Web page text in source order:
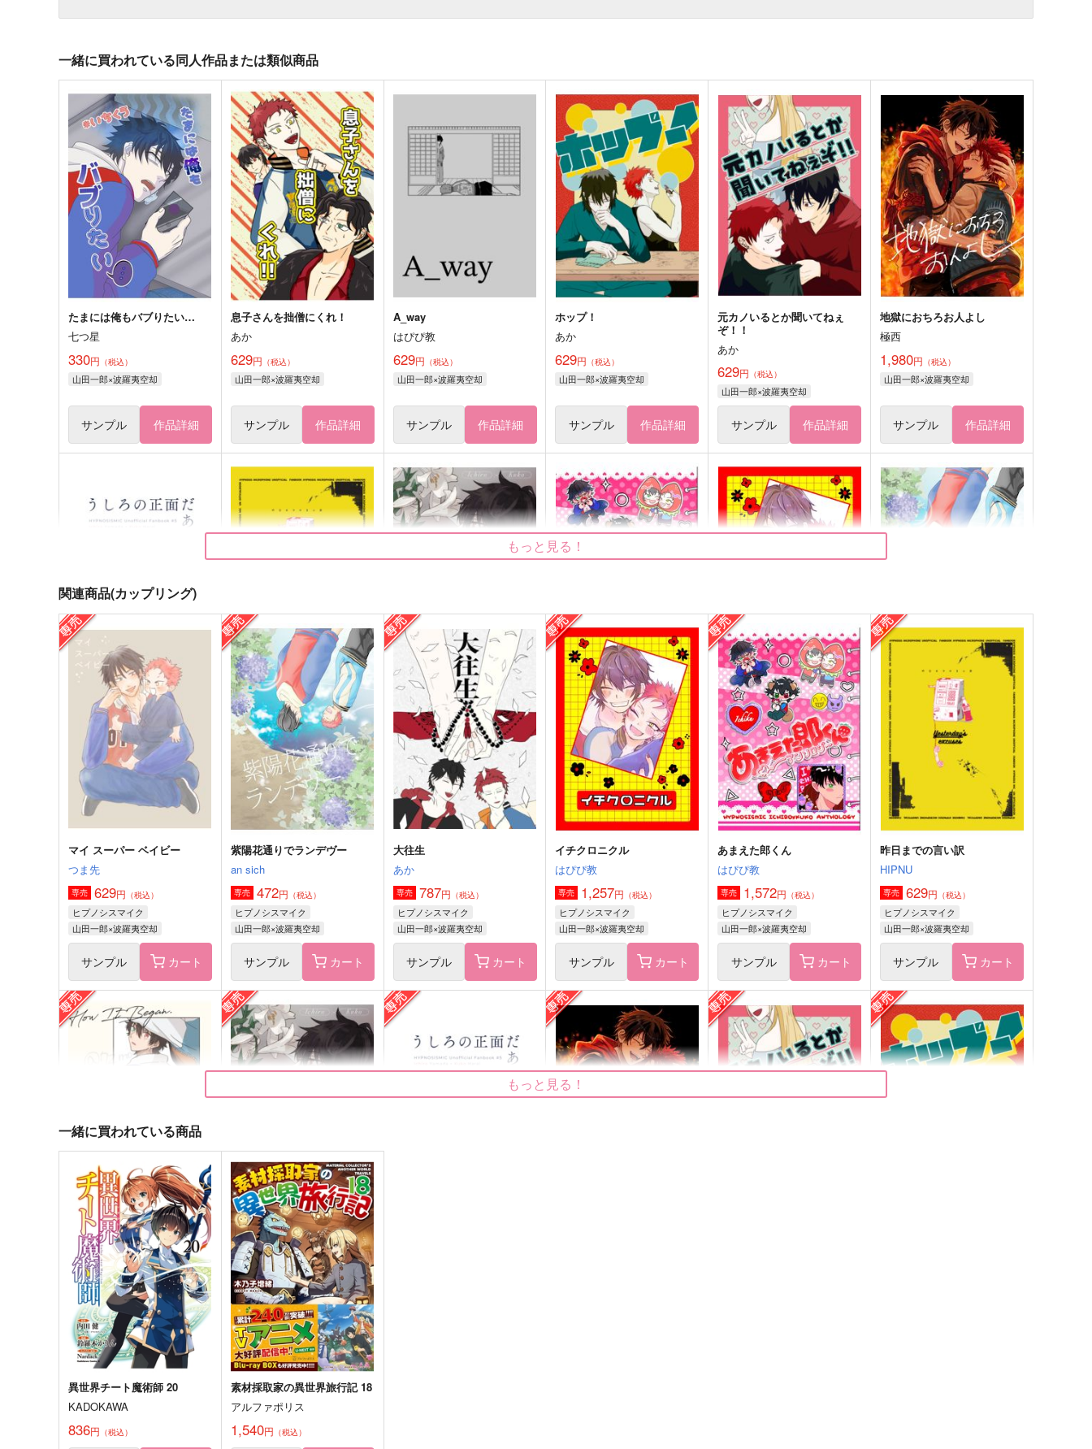
一緒に買われている同人作品または類似商品
たまには俺もバブりたい…
七つ星
330円 （税込）
山田一郎×波羅夷空却
サンプル 作品詳細
息子さんを拙僧にくれ！
あか
629円 （税込）
山田一郎×波羅夷空却
サンプル 作品詳細
A_way
はぴぴ教
629円 （税込）
山田一郎×波羅夷空却
サンプル 作品詳細
ホップ！
あか
629円 （税込）
山田一郎×波羅夷空却
サンプル 作品詳細
元カノいるとか聞いてねぇ
ぞ！！
あか
629円 （税込）
山田一郎×波羅夷空却
サンプル 作品詳細
地獄におちろお人よし
極西
1,980円 （税込）
山田一郎×波羅夷空却
サンプル 作品詳細
うしろの正面だあれ？
1,415 円（税込）
山田一郎×波羅夷空却
サンプル 作品詳細
昨日までの言い訳
HIPNU
629円（税込）
山田一郎×波羅夷空却
サンプル 作品詳細
清
あしたは日曜
1,965円（税込）
山田一郎×波羅夷空却
サンプル 作品詳細
あまえた郎くん
はぴぴ教
1,572円（税込）
山田一郎×波羅夷空却
サンプル 作品詳細
イチクロニクル
はぴぴ教
1,257円（税込）
山田一郎×波羅夷空却
サンプル 作品詳細
紫陽花通りでランデヴー
an sich
472 （税込）
山田一郎×波羅夷空却
サンプル 作品詳細
マイ スーパー ベイビー
つま先
629円（税込）
往時イケブクロ
オゾン
1,132円（税込）
幸せの檻-1
七つ星
330円（税込）
Re:LOG
最果て防衛ライン
1,000円（税込）
縁
静かな星明かり
944
未明二時
めらんこみっく！
ラノベじゃねぇか！
はぴぴ教
もっと見る！
関連商品(カップリング)
マイ スーパー ベイビー
つま先
専売 629円 （税込）
ヒプノシスマイク
山田一郎×波羅夷空却
サンプル カート
紫陽花通りでランデヴー
an sich
専売 472円 （税込）
ヒプノシスマイク
山田一郎×波羅夷空却
サンプル カート
大往生
あか
専売 787円 （税込）
ヒプノシスマイク
山田一郎×波羅夷空却
サンプル カート
イチクロニクル
はぴぴ教
専売 1,257円 （税込）
ヒプノシスマイク
山田一郎×波羅夷空却
サンプル カート
あまえた郎くん
はぴぴ教
専売 1,572円 （税込）
ヒプノシスマイク
山田一郎×波羅夷空却
サンプル カート
昨日までの言い訳
HIPNU
専売 629円 （税込）
ヒプノシスマイク
山田一郎×波羅夷空却
サンプル カート
How It Began.How It Goes
XO.
専売 787円（税込）
ヒプノシスマイク
山田一郎×波羅夷空却
サンプル カート
清
あしたは日曜
専売 1,965円（税込）
ヒプノシスマイク
山田一郎×波羅夷空却
サンプル カート
もっと見る！
一緒に買われている商品
異世界チート魔術師 20
KADOKAWA
836円 （税込）
素材採取家の異世界旅行記 18
アルファポリス
1,540円 （税込）